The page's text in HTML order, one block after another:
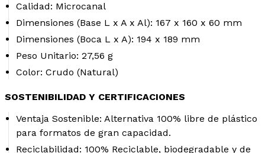
Calidad: Microcanal
Dimensiones (Base L x A x Al): 167 x 160 x 60 mm
Dimensiones (Boca L x A): 194 x 189 mm
Peso Unitario: 27,56 g
Color: Crudo (Natural)
SOSTENIBILIDAD Y CERTIFICACIONES
Ventaja Sostenible: Alternativa 100% libre de plástico
para formatos de gran capacidad.
Reciclabilidad: 100% Reciclable, biodegradable y de